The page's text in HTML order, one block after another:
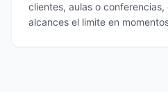
clientes, aulas o
alcances el limite en